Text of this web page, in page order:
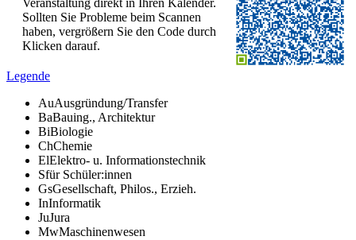
Sollten Sie Probleme beim Scannen
haben, vergrößern Sie den Code durch
Klicken darauf.
Legende
AuAusgründung/Transfer
BaBauing., Architektur
BiBiologie
ChChemie
ElElektro- u. Informationstechnik
Sfür Schüler:innen
GsGesellschaft, Philos., Erzieh.
InInformatik
JuJura
MwMaschinenwesen